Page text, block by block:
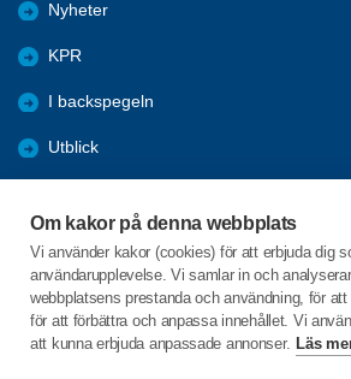
Om kakor på denna webbplats
Vi använder kakor (cookies) för att erbjuda dig
användarupplevelse. Vi samlar in och
webbplatsens prestanda och användning, för
för att förbättra och anpassa innehållet. Vi
att kunna erbjuda anpassade annonser. Läs
Nyheter
KPR
I backspegeln
Utblick
Folkhälsoveckan 2026
C/o:Lars-Göran Bergman